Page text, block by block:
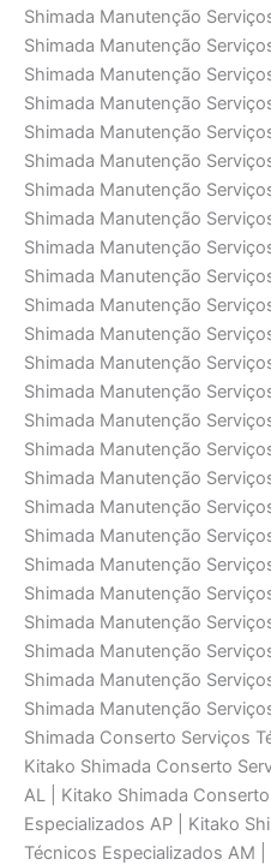
Shimada Manutenção
Shimada Manutenção
Shimada Manutenção
Shimada Manutenção
Shimada Manutenção
Shimada Manutenção
Shimada Manutenção
Shimada Manutenção
Shimada Manutenção
Shimada Manutenção
Shimada Manutenção
Shimada Manutenção
Shimada Manutenção
Shimada Manutenção
Shimada Manutenção
Shimada Manutenção
Shimada Manutenção
Shimada Manutenção
Shimada Manutenção
Shimada Manutenção
Shimada Manutenção
Shimada Manutenção
Shimada Manutenção
Shimada Manutenção
Shimada Manutenção
Shimada Conserto Serviços
Kitako Shimada Conserto
AL | Kitako Shimada
Especializados AP | Kitako
Técnicos Especializados AM